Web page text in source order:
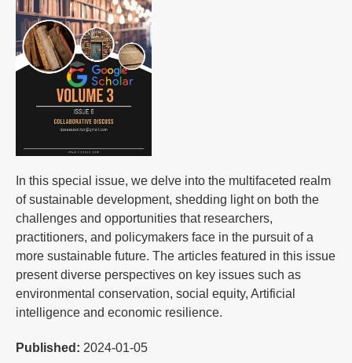
In this special issue, we delve into the multifaceted realm
of sustainable development, shedding light on both the
challenges and opportunities that researchers,
practitioners, and policymakers face in the pursuit of a
more sustainable future. The articles featured in this issue
present diverse perspectives on key issues such as
environmental conservation, social equity, Artificial
intelligence and economic resilience.
Published: 2024-01-05